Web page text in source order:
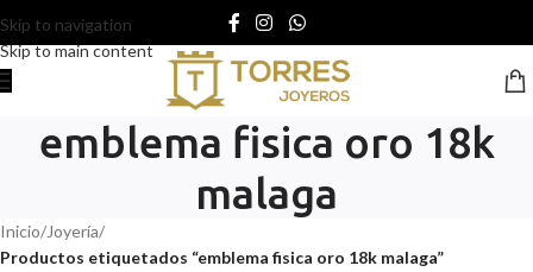
Skip to navigation
Skip to main content
emblema fisica oro 18k
malaga
Inicio/Joyería/
Productos etiquetados “emblema fisica oro 18k malaga”